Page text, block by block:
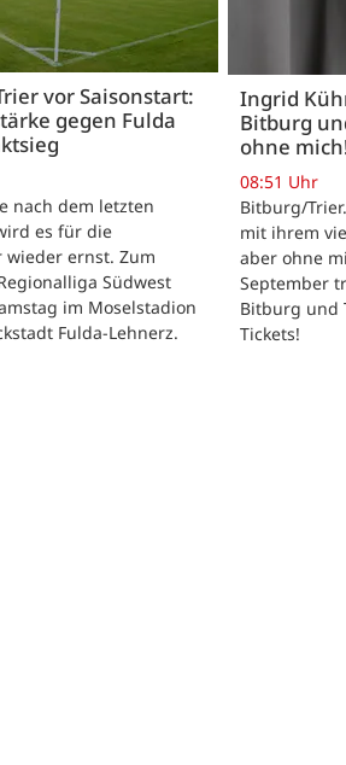
vor Saisonstart:
gegen Fulda
nach dem letzten
es für die
wieder ernst. Zum
Südwest
im Moselstadion
Fulda-Lehnerz.
Ingrid
Bitburg
ohne
08:51 Uhr
Bitburg/
mit ihrem
aber ohne
September
Bitburg und
Tickets!